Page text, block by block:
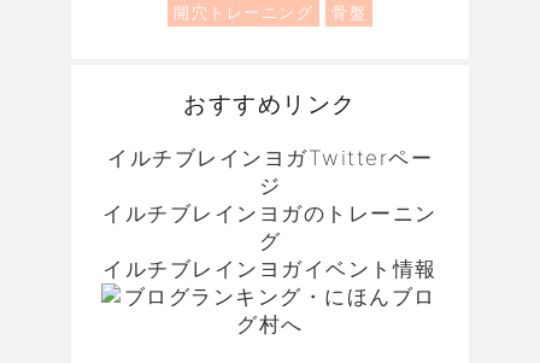
開穴トレーニング
骨盤
おすすめリンク
イルチブレインヨガTwitterペー
ジ
イルチブレインヨガのトレーニン
グ
イルチブレインヨガイベント情報